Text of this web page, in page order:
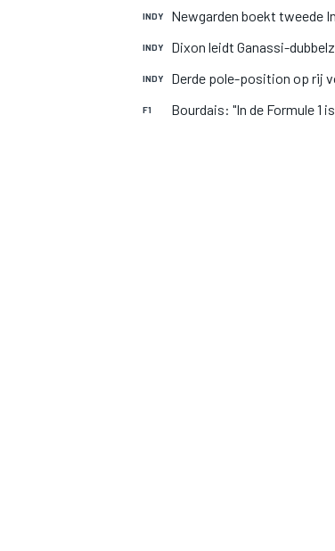
INDY Newgarden boekt tweede
INDY Dixon leidt Ganassi-
INDY Derde pole-position op rij
F1 Bourdais: "In de Formule 1